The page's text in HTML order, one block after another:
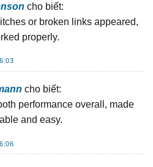
cho biết:
or broken links appeared,
properly.
cho biết:
performance overall, made
and easy.